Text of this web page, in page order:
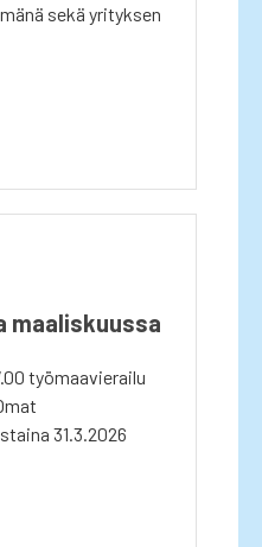
sekä yrityksen
maaliskuussa
työmaavierailu
31.3.2026